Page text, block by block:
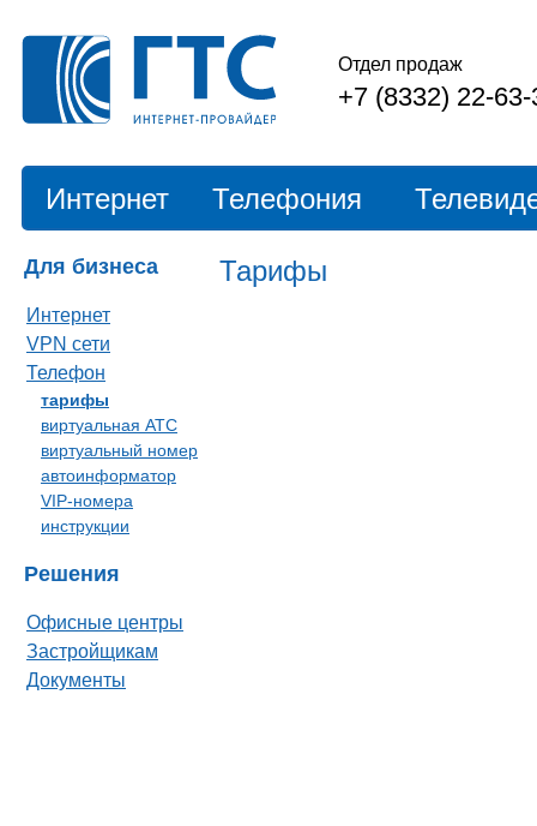
Отдел продаж
+7 (8332) 22-63-
Интернет Телефония
Для бизнеса
Интернет
VPN сети
Телефон
тарифы
виртуальная АТС
виртуальный номер
автоинформатор
VIP-номера
инструкции
Решения
Офисные центры
Застройщикам
Документы
Тарифы